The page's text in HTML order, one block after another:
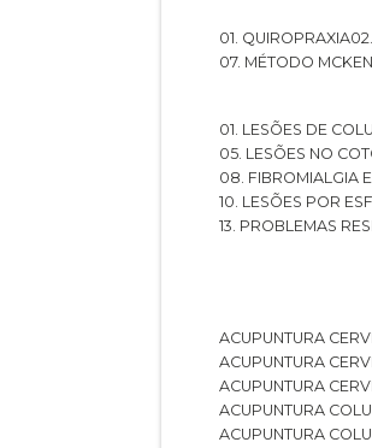
01. QUIROPRAXIA
07. MÉTODO
01. LESÕES DE
05. LESÕES NO
08. FIBROMIALGIA
10. LESÕES POR
13. PROBLEMAS
ACUPUNTURA
ACUPUNTURA
ACUPUNTURA
ACUPUNTURA
ACUPUNTURA